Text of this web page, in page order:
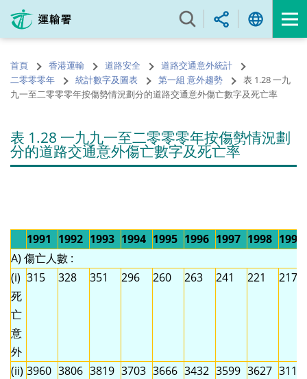
內
的
開
首頁 香港運輸 道路安全
道路交通意外統計
二零零零年
統計數字及圖表 第一組 意外趨勢
表 1.28 一九
九一至二零零零年按傷勢情況劃分的道路交通意外傷亡數字及死亡率
表 1.28 一九九一至二零零零年按傷勢情況劃
分的道路交通意外傷亡數字及死亡率
1991 1992 1993 1994 1995 1996 1997 1998 1999
A) 傷亡人數 :
(i)
死
亡
意
外
315 328 351 296 260 263 241 221 217
(ii) 3960 3806 3819 3703 3666 3432 3599 3627 3116